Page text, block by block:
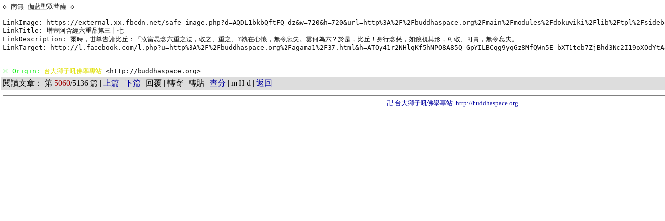
◇ 南無 伽藍聖眾菩薩 ◇
LinkImage: https://external.xx.fbcdn.net/
LinkTitle: 增壹阿含經六重品第三十七
LinkDescription: 爾時，世尊告諸比丘：「汝當思念六重之法，敬之、重之、?執在心懷，無令忘失。雲何為六？於是，比丘！身行念慈，如鏡視其形，可敬、可貴，無令忘失。
LinkTarget: http://l.facebook.com/l.php?u=http%3A%2F%2Fbuddhaspace.org%2Fagama1%2F37.html&h=ATOy41r2NHlqKf5hNPO8A85Q-
※ Origin: 台大獅子吼佛學專站 <http://buddhaspace.org>
閱讀文章： 第 5060/5136 篇 | 上篇 | 下篇 | 回覆 | 轉寄 | 轉貼 | 查分 | m H d | 返回
卍 台大獅子吼佛學專站 http://buddhaspace.org